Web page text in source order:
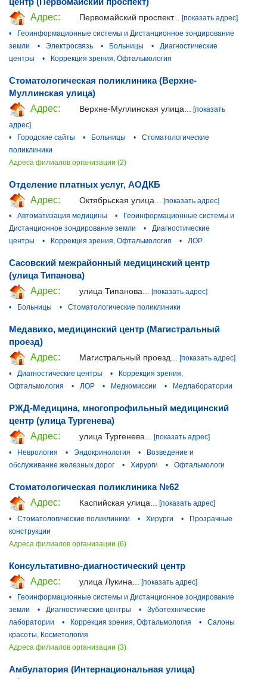
Адрес:
Первомайский проспект...
[показать адрес]
•
Геоинформационные системы и Дистанционное зондирование
земли
• Электросвязь • Больницы •
Диагностические
центры
• Коррекция зрения, Офтальмология
Стоматологическая поликлиника (Верхне-
Муллинская улица)
Адрес:
Верхне-Муллинская улица...
[показать
адрес]
•
Городские сайты • Больницы •
Стоматологические
поликлиники
Адреса филиалов организации (2)
Отделение платных услуг, АОДКБ
Адрес:
Октябрьская улица...
[показать адрес]
•
Автоматизация медицины •
Геоинформационные системы и
Дистанционное зондирование земли
•
Диагностические
центры
• Коррекция зрения, Офтальмология • ЛОР
Сасовский межрайонный медицинский центр
(улица Типанова)
Адрес:
улица Типанова... [показать адрес]
•
Больницы • Стоматологические поликлиники
Медавико, медицинский центр (Магистральный
проезд)
Адрес:
Магистральный проезд... [показать адрес]
•
Диагностические центры •
Коррекция зрения,
Офтальмология
• ЛОР • Медкомиссии • Медлаборатории
РЖД-Медицина, многопрофильный медицинский
центр (улица Тургенева)
Адрес:
улица Тургенева...
[показать адрес]
•
Неврология • Эндокринология •
Возведение и
обслуживание железных дорог
• Хирурги • Офтальмологи
Стоматологическая поликлиника №62
Адрес:
Каспийская улица...
[показать адрес]
•
Стоматологические поликлиники • Хирурги •
Прозрачные
конструкции
Адреса филиалов организации (6)
Консультативно-диагностический центр
Адрес:
улица Лукина...
[показать адрес]
•
Геоинформационные системы и Дистанционное зондирование
земли
• Диагностические центры •
Зуботехнические
лаборатории
• Коррекция зрения, Офтальмология •
Салоны
красоты, Косметология
Адреса филиалов организации (3)
Амбулатория (Интернациональная улица)